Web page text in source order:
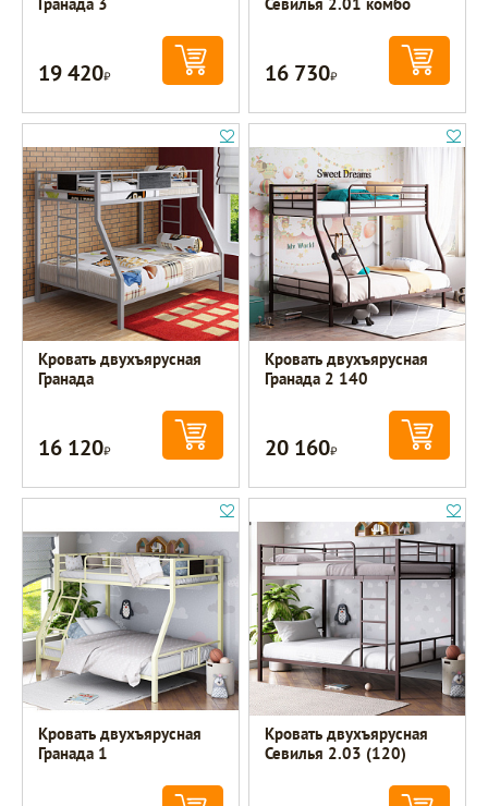
19 420Р 16 730Р
Кровать двухъярусная
Гранада
16 120Р
Кровать двухъярусная
Гранада 2 140
20 160Р
Кровать двухъярусная
Гранада 1
Кровать двухъярусная
Севилья 2.03 (120)